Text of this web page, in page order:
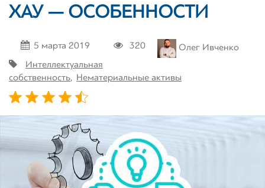
ХАУ — ОСОБЕННОСТИ
Олег Ивченко
5 марта 2019
320
Интеллектуальная
собственность, Нематериальные активы
Зареєструватися